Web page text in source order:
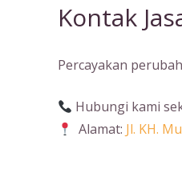
Kontak
Percayakan
Hubungi kami
Alamat: Jl. KH.